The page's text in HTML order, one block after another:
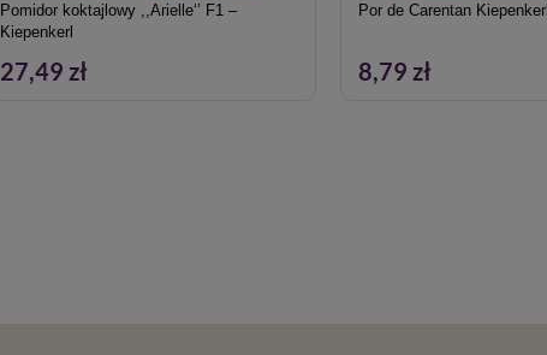
Pomidor koktajlowy ,,Arielle‘’ F1 –
Kiepenkerl
27,49 zł
Por de Carentan Kiepenkerl
8,79 zł